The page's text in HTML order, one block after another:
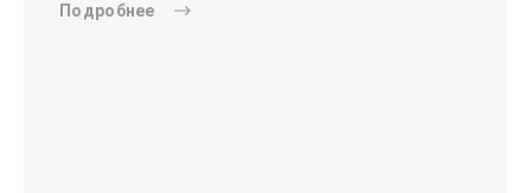
Подробнее